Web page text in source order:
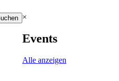
×
Events
Alle anzeigen